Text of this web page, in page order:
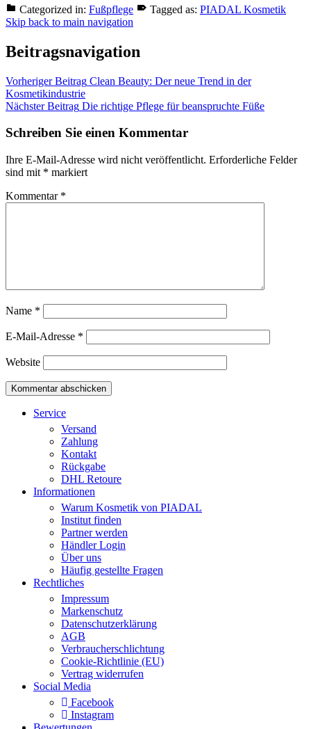
Categorized in: Fußpflege Tagged as: PIADAL Kosmetik
Skip back to main navigation
Beitragsnavigation
Vorheriger Beitrag Clean Beauty: Der neue Trend in der
Kosmetikindustrie
Nächster Beitrag Die richtige Pflege für beanspruchte Füße
Schreiben Sie einen Kommentar
Ihre E-Mail-Adresse wird nicht veröffentlicht. Erforderliche Felder
sind mit * markiert
Kommentar *
Name *
E-Mail-Adresse *
Website
Service
Versand
Zahlung
Kontakt
Rückgabe
DHL Retoure
Informationen
Warum Kosmetik von PIADAL
Institut finden
Partner werden
Händler Login
Über uns
Häufig gestellte Fragen
Rechtliches
Impressum
Markenschutz
Datenschutzerklärung
AGB
Verbraucherschlichtung
Cookie-Richtlinie (EU)
Vertrag widerrufen
Social Media
Facebook
Instagram